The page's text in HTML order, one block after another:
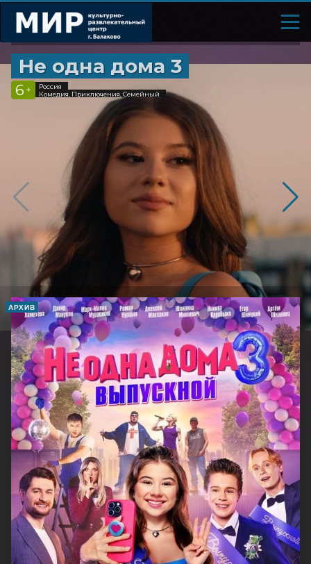
Не одна дома 3
6 +
Россия
Комедия, Приключения, Семейный
АРХИВ